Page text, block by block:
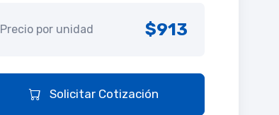
Precio por unidad $913
Solicitar Cotización